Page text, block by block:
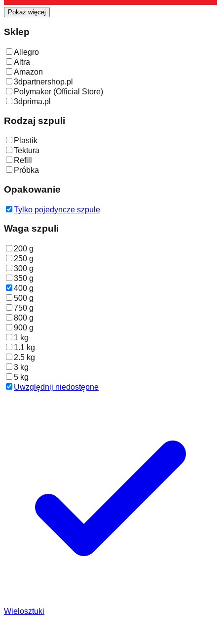
Pokaż więcej
Sklep
Allegro
Altra
Amazon
3dpartnershop.pl
Polymaker (Official Store)
3dprima.pl
Rodzaj szpuli
Plastik
Tektura
Refill
Próbka
Opakowanie
Tylko pojedyncze szpule
Waga szpuli
200 g
250 g
300 g
350 g
400 g
500 g
750 g
800 g
900 g
1 kg
1.1 kg
2.5 kg
3 kg
5 kg
Uwzględnij niedostępne
Wielosztuki